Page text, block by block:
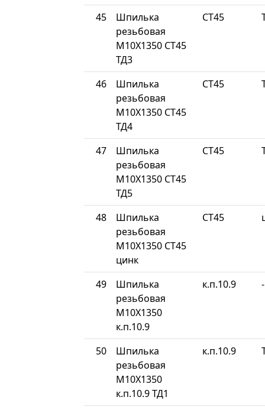
45
Шпилька
резьбовая
М10Х1350 СТ45
ТД3
СТ45
46
Шпилька
резьбовая
М10Х1350 СТ45
ТД4
СТ45
47
Шпилька
резьбовая
М10Х1350 СТ45
ТД5
СТ45
48
Шпилька
резьбовая
М10Х1350 СТ45
цинк
СТ45
49
Шпилька
резьбовая
М10Х1350
к.п.10.9
к.п.10.9 -
50
Шпилька
резьбовая
М10Х1350
к.п.10.9 ТД1
к.п.10.9